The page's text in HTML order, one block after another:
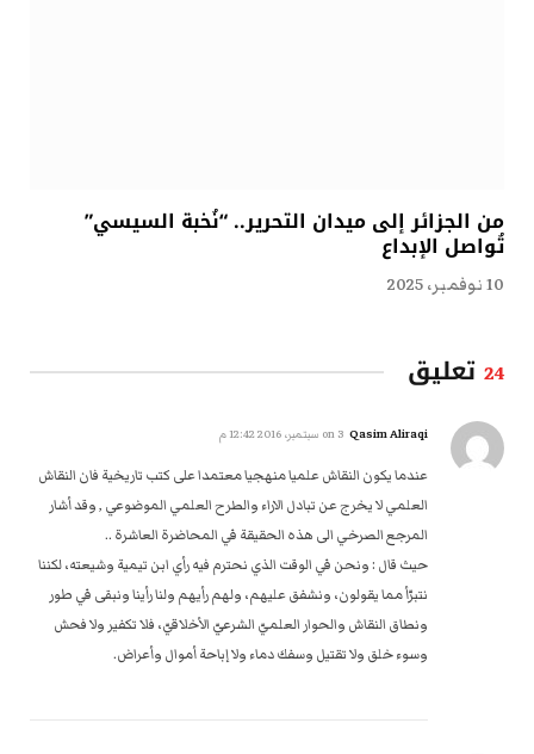
من الجزائر إلى ميدان التحرير.. “نُخبة السيسي”
تُواصل الإبداع
10 نوفمبر، 2025
24 تعليق
Qasim Aliraqi 3 سبتمبر، 2016 12:42 م
عندما يكون النقاش علميا منهجيا معتمدا على كتب تاريخية فان النقاش
العلمي لا يخرج عن تبادل الاراء والطرح العلمي الموضوعي , وقد أشار
المرجع الصرخي الى هذه الحقيقة في المحاضرة العاشرة ..
حيث قال : ونحن في الوقت الذي نحترم فيه رأي ابن تيمية وشيعته، لكننا
نتبرّأ مما يقولون، ونشفق عليهم، ولهم رأيهم ولنا رأينا ونبقى في طور
ونطاق النقاش والحوار العلميّ الشرعيّ الأخلاقيّ، فلا تكفير ولا فحش
وسوء خلق ولا تقتيل وسفك دماء ولا إباحة أموال وأعراض.